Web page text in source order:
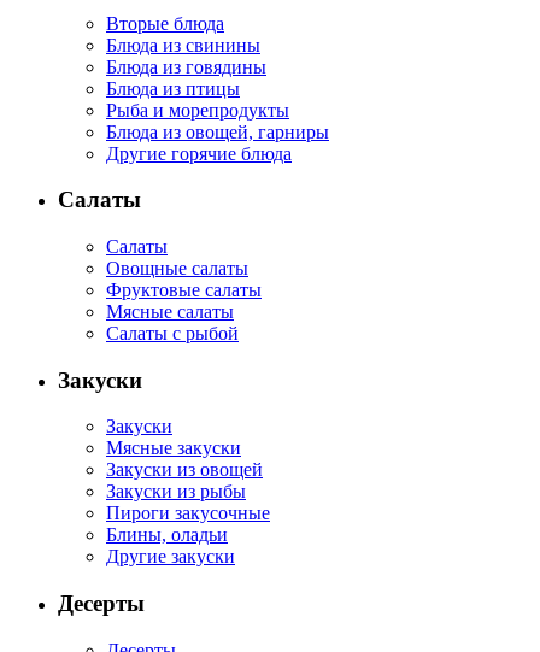
Вторые блюда
Блюда из свинины
Блюда из говядины
Блюда из птицы
Рыба и морепродукты
Блюда из овощей, гарниры
Другие горячие блюда
Салаты
Салаты
Овощные салаты
Фруктовые салаты
Мясные салаты
Салаты с рыбой
Закуски
Закуски
Мясные закуски
Закуски из овощей
Закуски из рыбы
Пироги закусочные
Блины, оладьи
Другие закуски
Десерты